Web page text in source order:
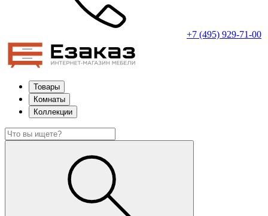
+7 (495) 929-71-00
Товары
Комнаты
Коллекции